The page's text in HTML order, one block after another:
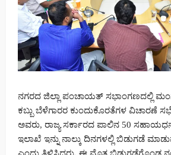
ನಗರದ ಜಿಲ್ಲಾ ಪಂಚಾಯತ್ ಸಭಾಂಗಣದಲ್ಲಿ
ಕಬ್ಬು ಬೆಳೆಗಾರರ ಕುಂದುಕೊರತೆಗಳ ವಿಚಾರಣೆ
ಅವರು, ರಾಜ್ಯ ಸರ್ಕಾರದ ಪಾಲಿನ 50
ಇಲಾಖೆ ಇನ್ನು ನಾಲ್ಕು ದಿನಗಳಲ್ಲಿ ಬಿಡುಗಡೆ